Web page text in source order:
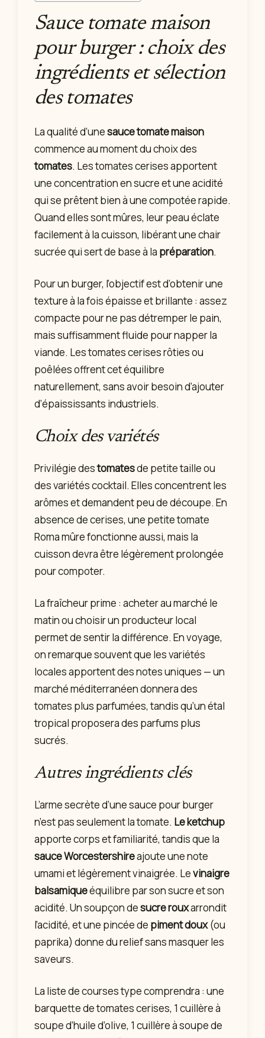
Sauce tomate maison
pour burger : choix des
ingrédients et sélection
des tomates
La qualité d’unesauce tomate maison
commence au moment du choix des
tomates. Les tomates cerises apportent
une concentration en sucre et une acidité
qui se prêtent bien à une compotée rapide.
Quand elles sont mûres, leur peau éclate
facilement à la cuisson, libérant une chair
sucrée qui sert de base à la préparation.
Pour un burger, l’objectif est d’obtenir une
texture à la fois épaisse et brillante : assez
compacte pour ne pas détremper le pain,
mais suffisamment fluide pour napper la
viande. Les tomates cerises rôties ou
poêlées offrent cet équilibre
naturellement, sans avoir besoin d’ajouter
d’épaississants industriels.
Choix des variétés
Privilégie destomatesde petite taille ou
des variétés cocktail. Elles concentrent les
arômes et demandent peu de découpe. En
absence de cerises, une petite tomate
Roma mûre fonctionne aussi, mais la
cuisson devra être légèrement prolongée
pour compoter.
La fraîcheur prime : acheter au marché le
matin ou choisir un producteur local
permet de sentir la différence. En voyage,
on remarque souvent que les variétés
locales apportent des notes uniques — un
marché méditerranéen donnera des
tomates plus parfumées, tandis qu’un étal
tropical proposera des parfums plus
sucrés.
Autres ingrédients clés
L’arme secrète d’une sauce pour burger
n’est pas seulement la tomate. Le ketchup
apporte corps et familiarité, tandis que la
sauce Worcestershireajoute une note
umami et légèrement vinaigrée. Levinaigre
balsamiqueéquilibre par son sucre et son
acidité. Un soupçon desucre rouxarrondit
l’acidité, et une pincée de piment doux(ou
paprika) donne du relief sans masquer les
saveurs.
La liste de courses type comprendra : une
barquette de tomates cerises, 1 cuillère à
soupe d’huile d’olive, 1 cuillère à soupe de